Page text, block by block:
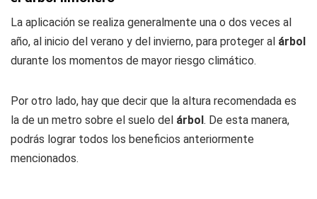
La aplicación se realiza generalmente una o dos veces al
año, al inicio del verano y del invierno, para proteger al árbol
durante los momentos de mayor riesgo climático.
Por otro lado, hay que decir que la altura recomendada es
la de un metro sobre el suelo del árbol. De esta manera,
podrás lograr todos los beneficios anteriormente
mencionados.